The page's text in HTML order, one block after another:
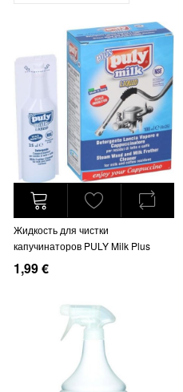
Жидкость для чистки
капучинаторов PULY Milk Plus
1,99 €